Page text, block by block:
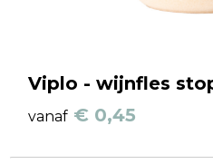
Viplo - wijnfles
vanaf € 0,45